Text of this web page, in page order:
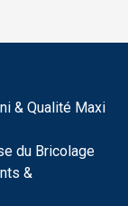
& Qualité Maxi
du Bricolage
&